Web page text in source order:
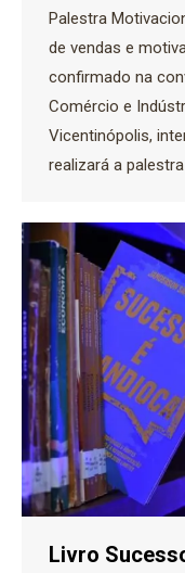
Palestra
de vendas e
confirmado na
Comércio e
Vicentinópolis,
realizará a
Livro